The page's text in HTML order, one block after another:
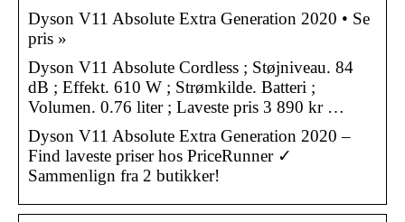
Dyson V11 Absolute Extra Generation 2020 • Se
pris »
Dyson V11 Absolute Cordless ; Støjniveau. 84
dB ; Effekt. 610 W ; Strømkilde. Batteri ;
Volumen. 0.76 liter ; Laveste pris 3 890 kr …
Dyson V11 Absolute Extra Generation 2020 –
Find laveste priser hos PriceRunner ✓
Sammenlign fra 2 butikker!